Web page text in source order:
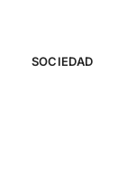
SOCIEDAD